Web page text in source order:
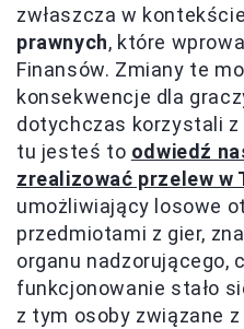
zwłaszcza w kontekście
prawnych, które
Finansów. Zmiany te
konsekwencje dla
dotychczas korzystali
tu jesteś to odwiedź
zrealizować przelew w
umożliwiający losowe
przedmiotami z gier,
organu nadzorującego,
funkcjonowanie stało
z tym osoby związane